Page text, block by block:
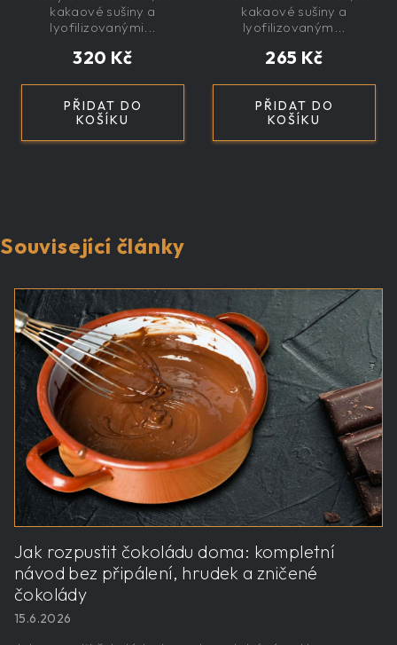
exkluzivní, dárková
320 Kč
PŘIDAT DO
KOŠÍKU
kakaové sušiny a
lyofilizovanými...
exkluzivní, dárková
265 Kč
PŘIDAT DO
KOŠÍKU
kakaové sušiny a
lyofilizovaným...
Související články
Jak rozpustit čokoládu doma: kompletní
návod bez připálení, hrudek a zničené
čokolády
15.6.2026